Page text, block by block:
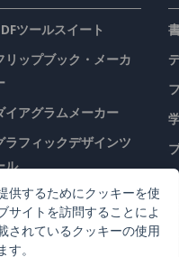
ツールスイート
リップブック・メーカ
イアグラムメーカー
ラフィックデザインツ
ル
キュメントエディター
レゼンテーションメー
ー
供するためにクッキーを使
サイトを訪問することによ
されているクッキーの使用
。